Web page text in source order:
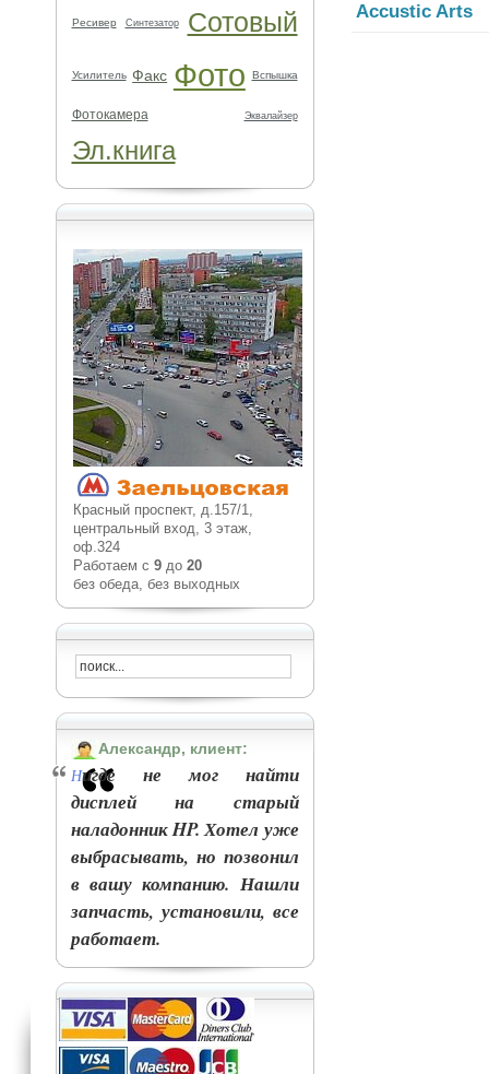
Ресивер Синтезатор Сотовый
Усилитель Факс Фото Вспышка
Фотокамера Эквалайзер
Эл.книга
Красный проспект, д.157/1,
центральный вход, 3 этаж,
оф.324
Работаем с 9до 20
без обеда, без выходных
Александр, клиент:
Нигде не мог найти
дисплей на старый
наладонник HP. Хотел уже
выбрасывать, но позвонил
в вашу компанию. Нашли
запчасть, установили, все
работает.
Accustic Arts